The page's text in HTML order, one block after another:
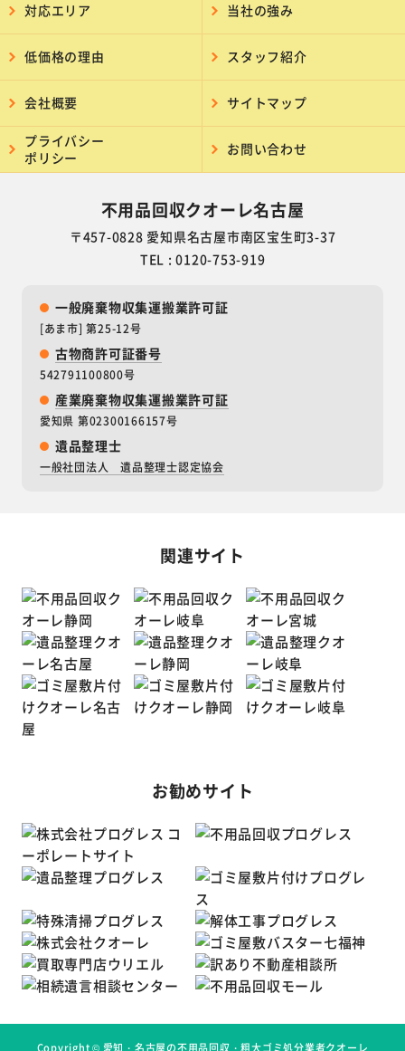
対応エリア 当社の強み
低価格の理由 スタッフ紹介
会社概要 サイトマップ
プライバシー
ポリシー
お問い合わせ
不用品回収クオーレ名古屋
〒457-0828 愛知県名古屋市南区宝生町3-37
TEL : 0120-753-919
一般廃棄物収集運搬業許可証
[あま市] 第25-12号
古物商許可証番号
542791100800号
産業廃棄物収集運搬業許可証
愛知県 第02300166157号
遺品整理士
一般社団法人 遺品整理士認定協会
関連サイト
お勧めサイト
Copyright © 愛知・名古屋の不用品回収・粗大ゴミ処分業者クオーレ